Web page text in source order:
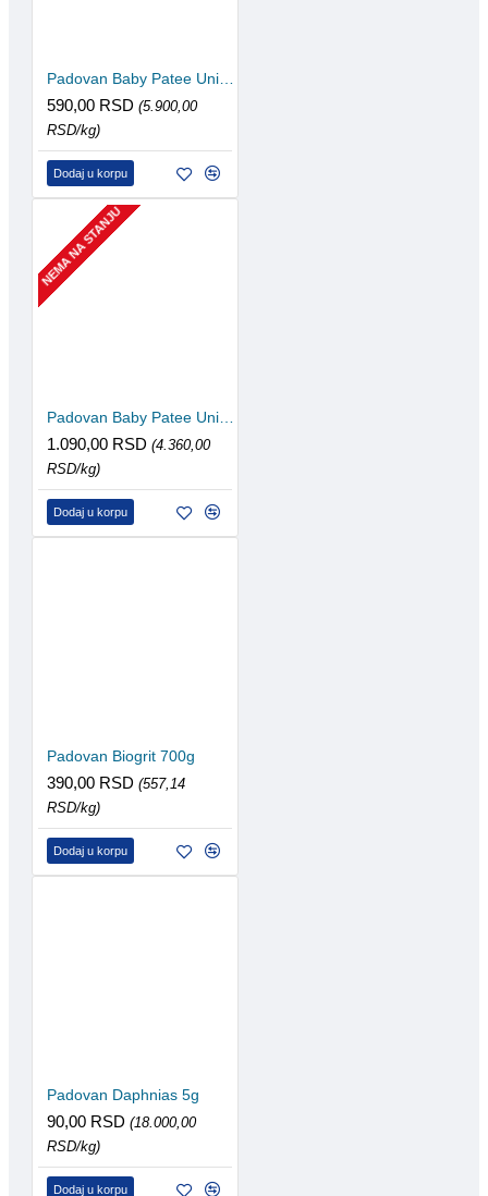
Padovan Baby Patee Universelle 100g
590,00 RSD (5.900,00
RSD/kg)
Dodaj u korpu
NEMA NA STANJU
Padovan Baby Patee Universelle 250g
1.090,00 RSD (4.360,00
RSD/kg)
Dodaj u korpu
Padovan Biogrit 700g
390,00 RSD (557,14
RSD/kg)
Dodaj u korpu
Padovan Daphnias 5g
90,00 RSD (18.000,00
RSD/kg)
Dodaj u korpu